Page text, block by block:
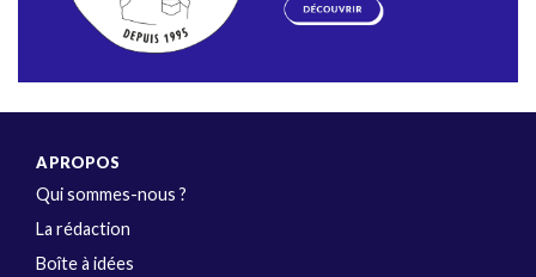
A PROPOS
Qui sommes-nous ?
La rédaction
Boîte à idées